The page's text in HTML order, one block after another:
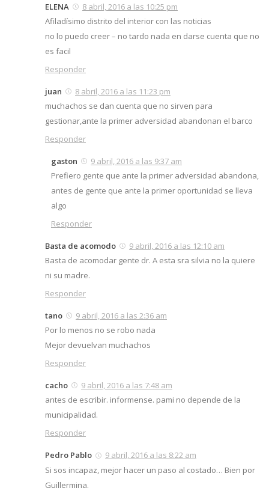
ELENA
8 abril, 2016 a las 10:25 pm
Afiladísimo distrito del interior con las noticias
no lo puedo creer – no tardo nada en darse cuenta que no
es facil
Responder
juan
8 abril, 2016 a las 11:23 pm
muchachos se dan cuenta que no sirven para
gestionar,ante la primer adversidad abandonan el barco
Responder
gaston
9 abril, 2016 a las 9:37 am
Prefiero gente que ante la primer adversidad abandona,
antes de gente que ante la primer oportunidad se lleva
algo
Responder
Basta de acomodo
9 abril, 2016 a las 12:10 am
Basta de acomodar gente dr. A esta sra silvia no la quiere
ni su madre.
Responder
tano
9 abril, 2016 a las 2:36 am
Por lo menos no se robo nada
Mejor devuelvan muchachos
Responder
cacho
9 abril, 2016 a las 7:48 am
antes de escribir. informense. pami no depende de la
municipalidad.
Responder
Pedro Pablo
9 abril, 2016 a las 8:22 am
Si sos incapaz, mejor hacer un paso al costado… Bien por
Guillermina.